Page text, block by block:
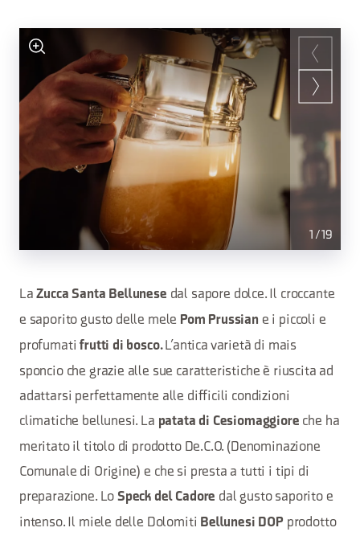
1 /19
LaZucca Santa Bellunese dal sapore dolce. Il croccante
e saporito gusto delle mele Pom Prussian e i piccoli e
profumatifrutti di bosco. L’antica varietà di mais
sponcio che grazie alle sue caratteristiche è riuscita ad
adattarsi perfettamente alle difficili condizioni
climatiche bellunesi. La patata di Cesiomaggiore che ha
meritato il titolo di prodotto De.C.O. (Denominazione
Comunale di Origine) e che si presta a tutti i tipi di
preparazione. LoSpeck del Cadore dal gusto saporito e
intenso. Il miele delle Dolomiti Bellunesi DOP prodotto